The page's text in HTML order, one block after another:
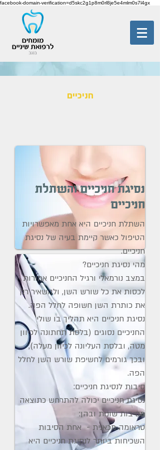
facebook-domain-verification=d5skc2g1p8m0rl8je5e4mlm0s7l4gx
חניכיים
נסיגת חניכיים והשתלת
חניכיים
השתלת חניכיים היא אחת מאפשרויות
הטיפול כאשר קיימת בעיה של נסיגת
חניכיים.
מהי נסיגת חניכיים?
במצב נורמאלי ורגיל החניכיים אמורות
לכסות את כל שורש השן, ולהשאיר רק
את כותרת השן חשופה לחלל הפה.
נסיגת חניכיים היא תהליך בו שולי
החניכיים נסוגים (בלסת תחתונה לכיוון
מטה, ובלסת העליונה לכיוון מעלה),
ובכך גורמים לחשיפת שורש השן לחלל
הפה.
סיבות לנסיגת חניכיים:
נסיגת חניכיים יכולה להתרחש כתוצאה
מסיבות שונות ובהן:
טראומה מכאנית - אחת הסיבות
השכיחות ביותר לנסיגת חניכיים היא